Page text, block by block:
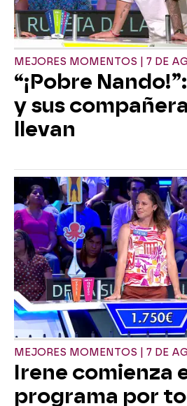
MEJORES MOMENTOS | 7 DE
“¡Pobre
y sus
llevan
MEJORES MOMENTOS | 7 DE
Irene comienza
programa por